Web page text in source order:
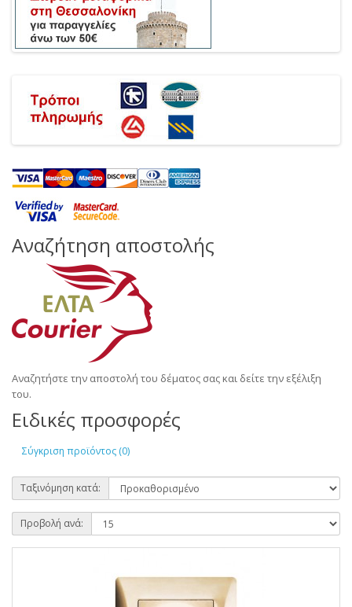
Αναζήτηση αποστολής
Αναζητήστε την αποστολή του δέματος σας και δείτε την εξέλιξη
του.
Ειδικές προσφορές
Σύγκριση προϊόντος (0)
Ταξινόμηση κατά:
Προβολή ανά: